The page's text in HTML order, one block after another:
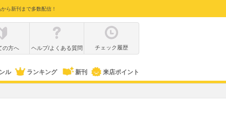
ら新刊まで多数配信！
の方へ ヘルプ/よくある質問 チェック履歴
ル ランキング 新刊 来店ポイント